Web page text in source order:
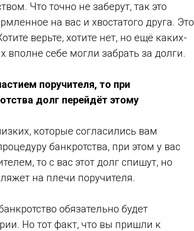
Что точно не заберут, так это
на вас и хвостатого друга. Это
верьте, хотите нет, но ещё каких-
вполне себе могли забрать за долги.
поручителя, то при
долг перейдёт этому
которые согласились вам
банкротства, при этом у вас
то с вас этот долг спишут, но
на плечи поручителя.
обязательно будет
Но тот факт, что вы пришли к